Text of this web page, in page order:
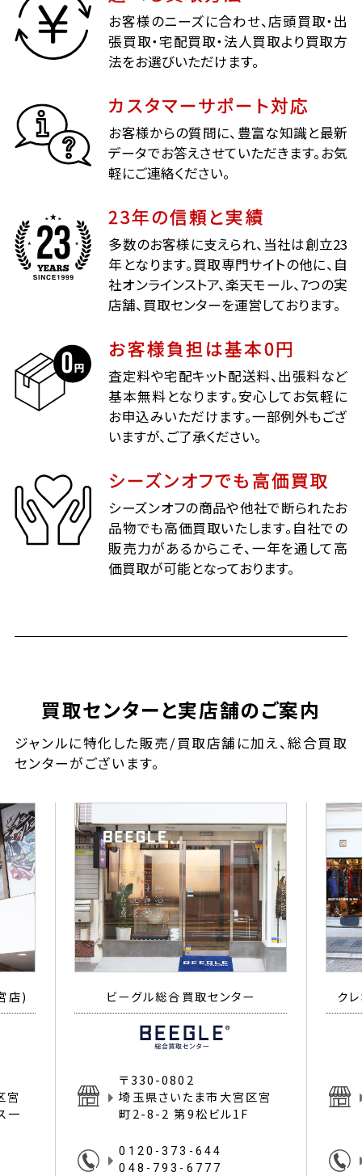
お客様のニーズに合わせ、店頭買取・出
張買取・宅配買取・法人買取より買取方
法をお選びいただけます。
カスタマーサポート対応
お客様からの質問に、豊富な知識と最新
データでお答えさせていただきます。お気
軽にご連絡ください。
23年の信頼と実績
多数のお客様に支えられ、当社は創立23
年となります。買取専門サイトの他に、自
社オンラインストア、楽天モール、7つの実
店舗、買取センターを運営しております。
お客様負担は基本0円
査定料や宅配キット配送料、出張料など
基本無料となります。安心してお気軽に
お申込みいただけます。一部例外もござ
いますが、ご了承ください。
シーズンオフでも高価買取
シーズンオフの商品や他社で断られたお
品物でも高価買取いたします。自社での
販売力があるからこそ、一年を通して高
価買取が可能となっております。
買取センターと実店舗のご案内
ジャンルに特化した販売/買取店舗に加え、総合買取
センターがございます。
店)
宮
一
ビーグル総合買取センター
〒330-0802
埼玉県さいたま市大宮区宮
町2-8-2 第9松ビル1F
0120-373-644
048-793-6777
ク